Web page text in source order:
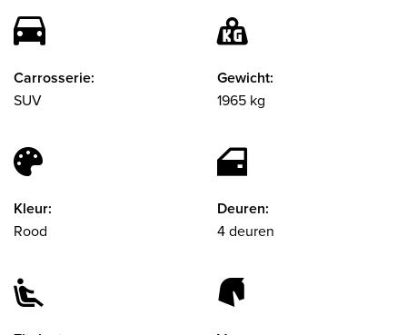
Carrosserie:
SUV
Gewicht:
1965 kg
Kleur:
Rood
Deuren:
4 deuren